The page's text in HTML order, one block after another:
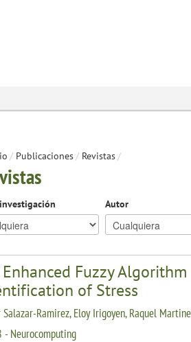
/ Publicaciones/ Revistas/
Autor
Fuzzy
of Stress
Ramirez, Eloy Irigoyen, Raquel
- Neurocomputing